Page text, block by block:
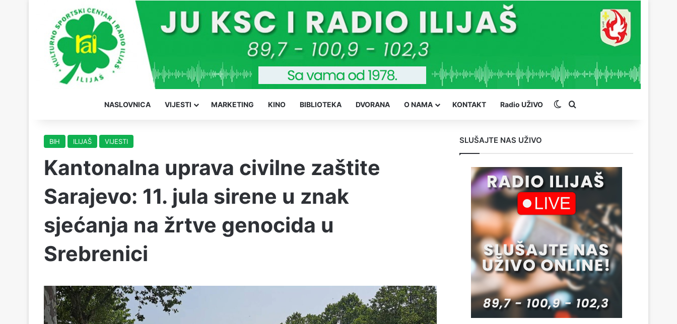
NASLOVNICA VIJESTI MARKETING KINO BIBLIOTEKA DVORANA O NAMA KONTAKT Radio UŽIVO Switch skin
BIH ILIJAŠ VIJESTI
Kantonalna uprava civilne zaštite
Sarajevo: 11. jula sirene u znak
sjećanja na žrtve genocida u
Srebrenici
SLUŠAJTE NAS UŽIVO